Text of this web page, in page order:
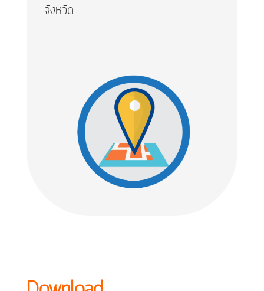
จังหวัด